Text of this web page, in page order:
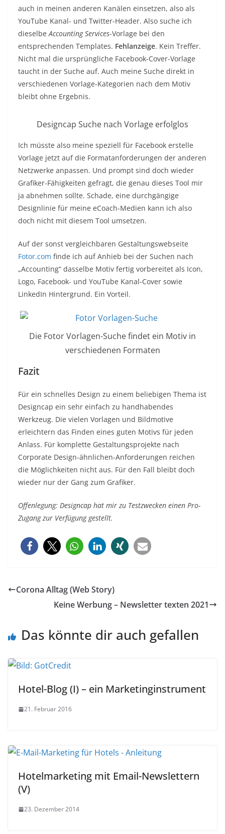
auch in meinen anderen Kanälen einsetzen, also als
YouTube Kanal- und Twitter-Header. Also suche ich
dieselbeAccounting Services-Vorlage bei den
entsprechenden Templates. Fehlanzeige. Kein Treffer.
Nicht mal die ursprüngliche Facebook-Cover-Vorlage
taucht in der Suche auf. Auch meine Suche direkt in
verschiedenen Vorlage-Kategorien nach dem Motiv
bleibt ohne Ergebnis.
Designcap Suche nach Vorlage erfolglos
Ich müsste also meine speziell für Facebook erstelle
Vorlage jetzt auf die Formatanforderungen der anderen
Netzwerke anpassen. Und prompt sind doch wieder
Grafiker-Fähigkeiten gefragt, die genau dieses Tool mir
ja abnehmen sollte. Schade, eine durchgängige
Designlinie für meine eCoach-Medien kann ich also
doch nicht mit diesem Tool umsetzen.
Auf der sonst vergleichbaren Gestaltungswebseite
Fotor.com finde ich auf Anhieb bei der Suchen nach
„Accounting“ dasselbe Motiv fertig vorbereitet als Icon,
Logo, Facebook- und YouTube Kanal-Cover sowie
LinkedIn Hintergrund. Ein Vorteil.
Die Fotor Vorlagen-Suche findet ein Motiv in
verschiedenen Formaten
Fazit
Für ein schnelles Design zu einem beliebigen Thema ist
Designcap ein sehr einfach zu handhabendes
Werkzeug. Die vielen Vorlagen und Bildmotive
erleichtern das Finden eines guten Motivs für jeden
Anlass. Für komplette Gestaltungsprojekte nach
Corporate Design-ähnlichen-Anforderungen reichen
die Möglichkeiten nicht aus. Für den Fall bleibt doch
wieder nur der Gang zum Grafiker.
Offenlegung: Designcap hat mir zu Testzwecken einen Pro-
Zugang zur Verfügung gestellt.
Corona Alltag (Web Story)
Keine Werbung – Newsletter texten 2021
Das könnte dir auch gefallen
Hotel-Blog (I) – ein Marketinginstrument
21. Februar 2016
Hotelmarketing mit Email-Newslettern
(V)
23. Dezember 2014